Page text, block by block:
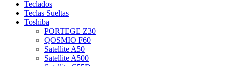
Teclados
Teclas Sueltas
Toshiba
PORTEGE Z30
QOSMIO F60
Satellite A50
Satellite A500